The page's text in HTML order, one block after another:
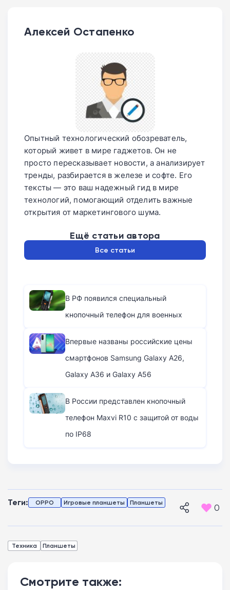
Алексей Остапенко
Опытный технологический обозреватель,
который живет в мире гаджетов. Он не
просто пересказывает новости, а анализирует
тренды, разбирается в железе и софте. Его
тексты — это ваш надежный гид в мире
технологий, помогающий отделить важные
открытия от маркетингового шума.
Ещё статьи автора
Все статьи
В РФ появился специальный
кнопочный телефон для военных
Впервые названы российские цены
смартфонов Samsung Galaxy A26,
Galaxy A36 и Galaxy A56
В России представлен кнопочный
телефон Maxvi R10 с защитой от воды
по IP68
Теги: OPPO Игровые планшеты Планшеты 0
Техника Планшеты
Смотрите также: